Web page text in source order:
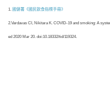
1. 國健署《國民飲食指標手冊》
2.Vardavas CI, Nikitara K. COVID-19 and smoking: A
ed 2020 Mar 20. doi:10.18332/tid/119324.